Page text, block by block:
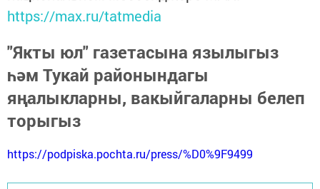
https://max.ru/tatmedia
"Якты юл" газетасына язылыгыз
һәм Тукай районындагы
яңалыкларны, вакыйгаларны белеп
торыгыз
https://podpiska.pochta.ru/press/%D0%9F9499